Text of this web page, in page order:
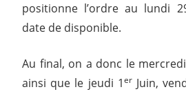
positionne l’ordre au lundi
date de disponible.
Au final, on a donc le
ainsi que le jeudi 1erJuin,